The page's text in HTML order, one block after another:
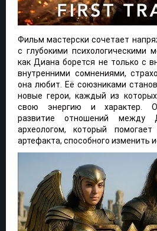
Фильм мастерски сочетает
с глубокими психологическими
как Диана борется не только с
внутренними сомнениями,
она любит. Её союзниками
новые герои, каждый из
свою энергию и характер.
развитие отношений
археологом, который
артефакта, способного изменить